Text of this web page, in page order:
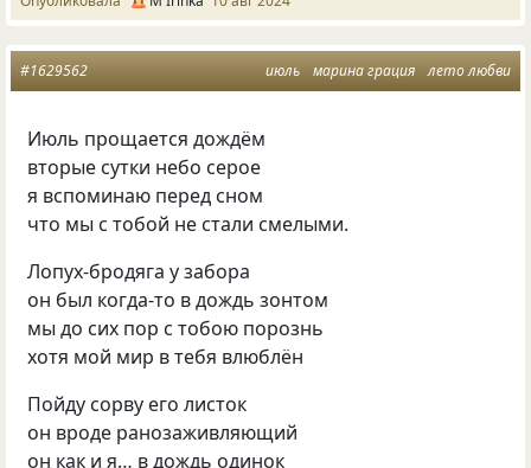
июль марина грация лето любви
#1629562
Июль прощается дождём
вторые сутки небо серое
я вспоминаю перед сном
что мы с тобой не стали смелыми.
Лопух-бродяга у забора
он был когда-то в дождь зонтом
мы до сих пор с тобою порознь
хотя мой мир в тебя влюблён
Пойду сорву его листок
он вроде ранозаживляющий
он как и я… в дождь одинок